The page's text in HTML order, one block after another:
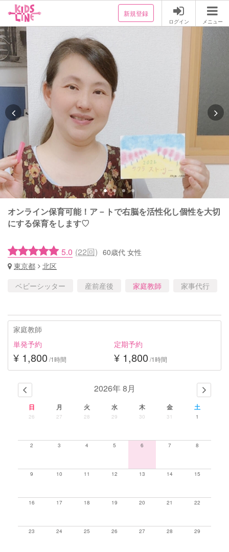
新規登録
ログイン メニュー
オンライン保育可能！ア－トで右脳を活性化し個性を大切
にする保育をします♡
5.0 (22回) 60歳代 女性
東京都
北区
ベビーシッター
産前産後 家庭教師 家事代行
家庭教師
単発予約
¥ 1,800 /1時間
定期予約
¥ 1,800 /1時間
2026年 8月
日 月 火 水 木 金 土
26 27 28 29 30 31 1
2 3 4 5 6 7 8
9 10 11 12 13 14 15
16 17 18 19 20 21 22
23 24 25 26 27 28 29